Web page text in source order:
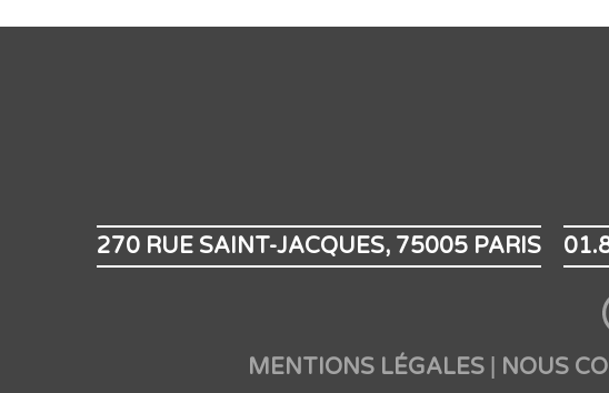
270 RUE SAINT-JACQUES, 75005 PARIS
MENTIONS LÉGALES| NOUS